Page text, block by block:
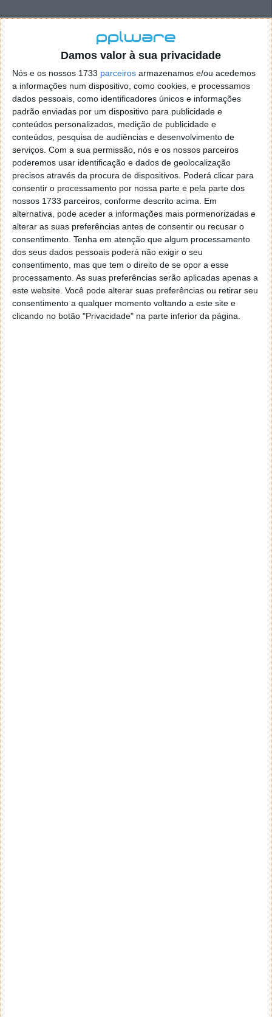
Damos valor à sua privacidade
Nós e os nossos 1733 parceiros armazenamos e/ou acedemos
a informações num dispositivo, como cookies, e processamos
dados pessoais, como identificadores únicos e informações
padrão enviadas por um dispositivo para publicidade e
conteúdos personalizados, medição de publicidade e
conteúdos, pesquisa de audiências e desenvolvimento de
serviços. Com a sua permissão, nós e os nossos parceiros
poderemos usar identificação e dados de geolocalização
precisos através da procura de dispositivos. Poderá clicar para
consentir o processamento por nossa parte e pela parte dos
nossos 1733 parceiros, conforme descrito acima. Em
alternativa, pode aceder a informações mais pormenorizadas e
alterar as suas preferências antes de consentir ou recusar o
consentimento. Tenha em atenção que algum processamento
dos seus dados pessoais poderá não exigir o seu
consentimento, mas que tem o direito de se opor a esse
processamento. As suas preferências serão aplicadas apenas a
este website. Você pode alterar suas preferências ou retirar seu
consentimento a qualquer momento voltando a este site e
clicando no botão "Privacidade" na parte inferior da página.
Apple Watch: saiu o watchOS 2.0.1 com
melhorias para a bateria
22 OUT 2015·APPLE 5 COMENTÁRIOS
A Appleactualizou o iOS e o OS X El Capitanna
passada quarta-feira. Agora, para haver uma
compatibilidade maior com o iOS 9.1 e com o OS X
10.11.1, a empresa de Cupertino actualizou também o
Apple Watchpara a versão watchOS 2.0.1.
Há boas novidades, principalmente ao nível da
autonomia da bateria.